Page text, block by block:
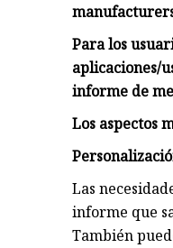
Para los
aplicaciones/
informe de
Los aspectos
Las
informe que
También